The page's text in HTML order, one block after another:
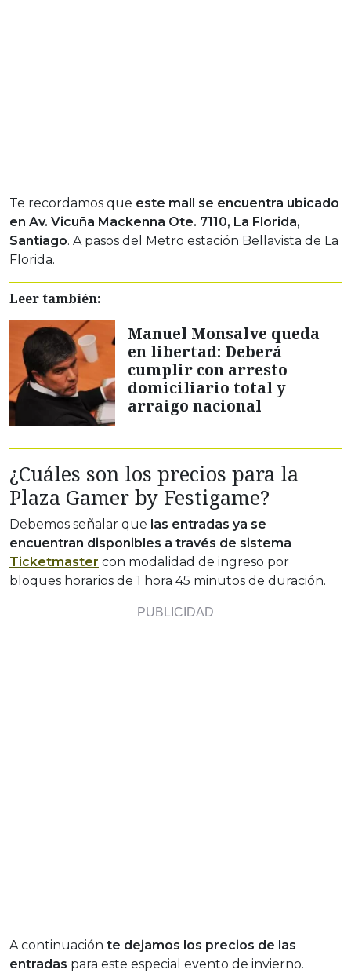
Te recordamos que este mall se encuentra ubicado
en Av. Vicuña Mackenna Ote. 7110, La Florida,
Santiago. A pasos del Metro estación Bellavista de La
Florida.
Leer también:
Manuel Monsalve queda
en libertad: Deberá
cumplir con arresto
domiciliario total y
arraigo nacional
¿Cuáles son los precios para la
Plaza Gamer by Festigame?
Debemos señalar que las entradas ya se
encuentran disponibles a través de sistema
Ticketmaster con modalidad de ingreso por
bloques horarios de 1 hora 45 minutos de duración.
A continuación te dejamos los precios de las
entradas para este especial evento de invierno.